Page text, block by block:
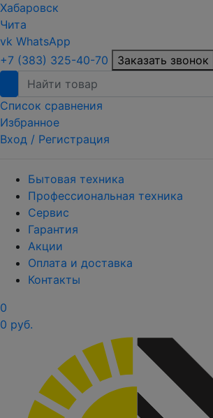
Хабаровск
Чита
vk WhatsApp
+7 (383) 325-40-70
Заказать звонок
Список сравнения
Избранное
Вход / Регистрация
Бытовая техника
Профессиональная техника
Сервис
Гарантия
Акции
Оплата и доставка
Контакты
0
0 руб.